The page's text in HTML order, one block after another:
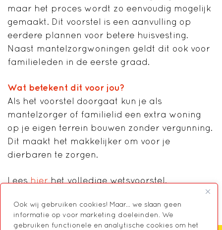
Ook wij gebruiken cookies! Maar... we slaan geen
informatie op voor marketing doeleinden. We
gebruiken functionele en analytische cookies om het
maar het proces wordt zo eenvoudig mogelijk
gemaakt. Dit voorstel is een aanvulling op
eerdere plannen voor betere huisvesting.
Naast mantelzorgwoningen geldt dit ook voor
familieleden in de eerste graad.
Wat betekent dit voor jou?
Als het voorstel doorgaat kun je als
mantelzorger of familielid een extra woning
op je eigen terrein bouwen zonder vergunning.
Dit maakt het makkelijker om voor je
dierbaren te zorgen.
Lees hier het volledige wetsvoorstel.